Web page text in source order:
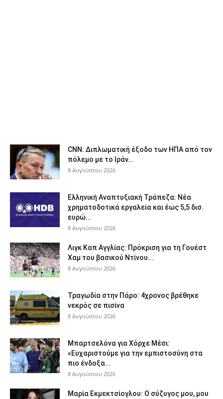
CNN: Διπλωματική έξοδο των ΗΠΑ από τον
πόλεμο με το Ιράν...
8 Αυγούστου 2026
Ελληνική Αναπτυξιακή Τράπεζα: Νέα
χρηματοδοτικά εργαλεία και έως 5,5 δισ.
ευρώ...
8 Αυγούστου 2026
Λιγκ Καπ Αγγλίας: Πρόκριση για τη Γουέστ
Χαμ του βασικού Ντίνου...
8 Αυγούστου 2026
Τραγωδία στην Πάρο: 4χρονος βρέθηκε
νεκρός σε πισίνα
8 Αυγούστου 2026
Μπαρτσελόνα για Χόρχε Μέσι:
«Ευχαριστούμε για την εμπιστοσύνη στα
πιο ένδοξα...
8 Αυγούστου 2026
Μαρία Εκμεκτσίογλου: O σύζυγος μου, μου